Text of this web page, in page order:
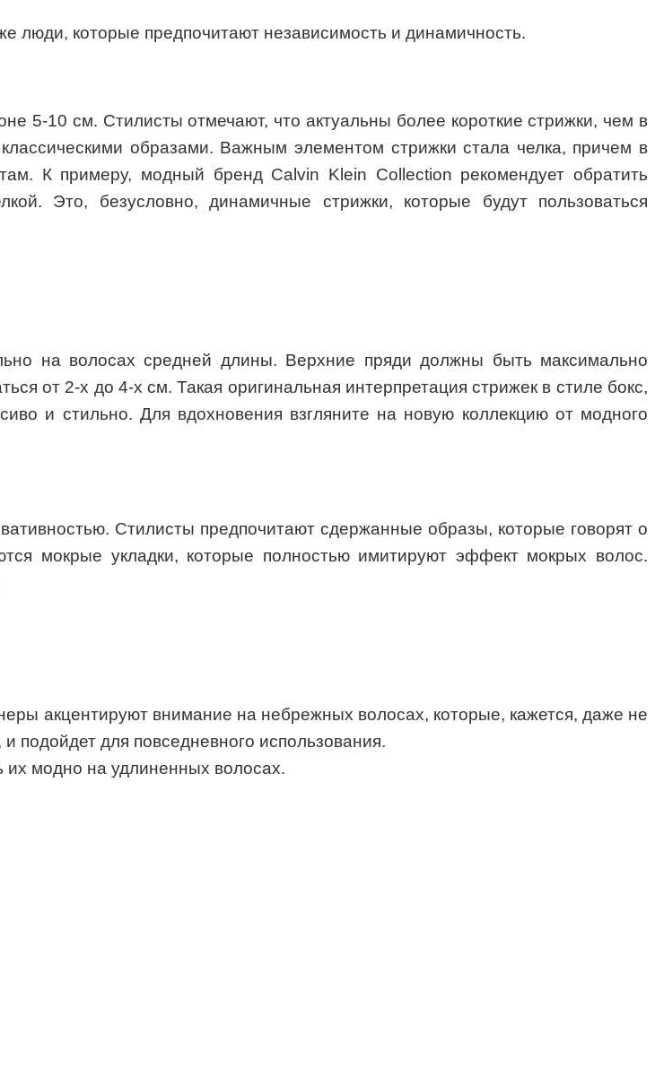
люди, которые предпочитают независимость и динамичность.
5-10 см. Стилисты отмечают, что актуальны более короткие стрижки, чем в
образами. Важным элементом стрижки стала челка, причем в
К примеру, модный бренд Calvin Klein Collection рекомендует обратить
Это, безусловно, динамичные стрижки, которые будут пользоваться
на волосах средней длины. Верхние пряди должны быть максимально
от 2-х до 4-х см. Такая оригинальная интерпретация стрижек в стиле бокс,
и стильно. Для вдохновения взгляните на новую коллекцию от модного
Стилисты предпочитают сдержанные образы, которые говорят о
мокрые укладки, которые полностью имитируют эффект мокрых волос.
акцентируют внимание на небрежных волосах, которые, кажется, даже не
подойдет для повседневного использования.
их модно на удлиненных волосах.